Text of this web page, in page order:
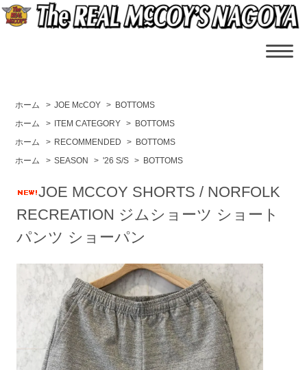
ホーム > JOE McCOY > BOTTOMS
ホーム
> ITEM CATEGORY > BOTTOMS
ホーム
> RECOMMENDED > BOTTOMS
ホーム
> SEASON > '26 S/S > BOTTOMS
JOE MCCOY SHORTS / NORFOLK
RECREATION ジムショーツ ショート
パンツ ショーパン